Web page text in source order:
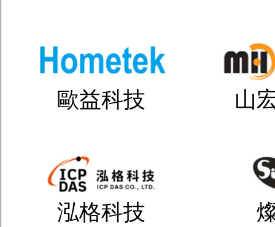
歐益科技 山
泓格科技